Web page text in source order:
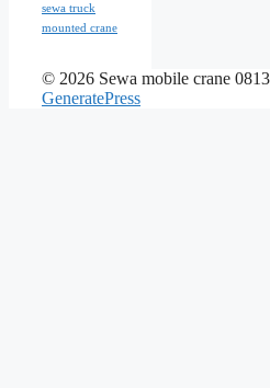
sewa truck
mounted crane
© 2026 Sewa mobile crane
GeneratePress